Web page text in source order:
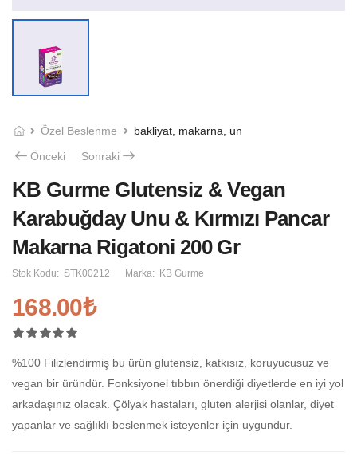
Özel Beslenme
bakliyat, makarna, un
Önceki
Sonraki
KB Gurme Glutensiz & Vegan
Karabuğday Unu & Kırmızı Pancar
Makarna Rigatoni 200 Gr
Stok Kodu: STK00212 Marka: KB Gurme
168.00₺
%100 Filizlendirmiş bu ürün glutensiz, katkısız, koruyucusuz ve
vegan bir üründür. Fonksiyonel tıbbın önerdiği diyetlerde en iyi yol
arkadaşınız olacak. Çölyak hastaları, gluten alerjisi olanlar, diyet
yapanlar ve sağlıklı beslenmek isteyenler için uygundur.